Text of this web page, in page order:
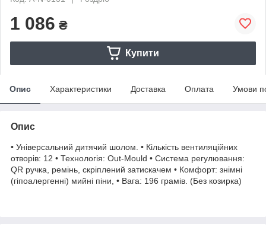
1 086 ₴
Купити
Опис Характеристики Доставка Оплата Умови
Опис
• Універсальний дитячий шолом. • Кількість вентиляційних
отворів: 12 • Технологія: Out-Mould • Система регулювання:
QR ручка, ремінь, скріплений затискачем • Комфорт: знімні
(гіпоалергенні) мийні піни, • Вага: 196 грамів. (Без козирка)